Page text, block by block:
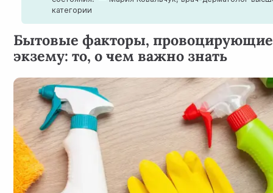
категории
Бытовые факторы, провоцирующие
экзему: то, о чем важно знать